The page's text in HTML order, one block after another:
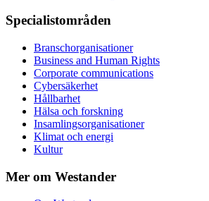
Specialistområden
Branschorganisationer
Business and Human Rights
Corporate communications
Cybersäkerhet
Hållbarhet
Hälsa och forskning
Insamlingsorganisationer
Klimat och energi
Kultur
Mer om Westander